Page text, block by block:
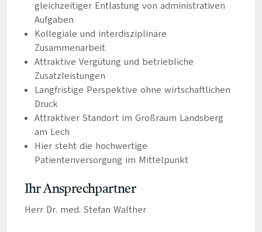
gleichzeitiger Entlastung von administrativen
Aufgaben
Kollegiale und interdisziplinäre
Zusammenarbeit
Attraktive Vergütung und betriebliche
Zusatzleistungen
Langfristige Perspektive ohne wirtschaftlichen
Druck
Attraktiver Standort im Großraum Landsberg
am Lech
Hier steht die hochwertige
Patientenversorgung im Mittelpunkt
Ihr Ansprechpartner
Herr Dr. med. Stefan Walther